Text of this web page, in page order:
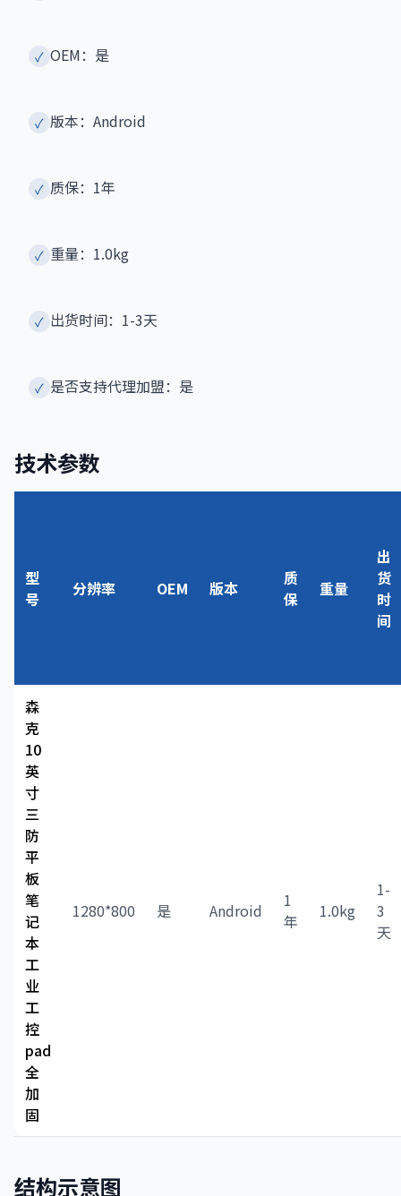
✓ OEM：是
✓ 版本：Android
✓ 质保：1年
✓ 重量：1.0kg
✓ 出货时间：1-3天
✓ 是否支持代理加盟：是
技术参数
型
号
分辨率 OEM 版本
质
保
重量
出
货
时
间
森
克
10
英
寸
三
防
平
板
笔
记
本
工
业
工
控
pad
全
加
固
1280*800 是 Android
1
年
1.0kg
1-
3
天
结构示意图